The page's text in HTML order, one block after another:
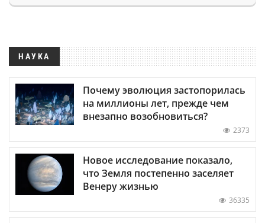
НАУКА
Почему эволюция застопорилась
на миллионы лет, прежде чем
внезапно возобновиться?
2373
Новое исследование показало,
что Земля постепенно заселяет
Венеру жизнью
36335